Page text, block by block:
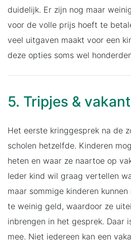
duidelijk. Er zijn nog maar
voor de volle prijs hoeft te
veel uitgaven maakt voor een
deze opties soms wel
5. Tripjes &
Het eerste kringgesprek na de
scholen hetzelfde. Kinderen
heten en waar ze naartoe op
Ieder kind wil graag vertellen
maar sommige kinderen
te weinig geld, waardoor ze
inbrengen in het gesprek. Daar
mee. Niet iedereen kan een